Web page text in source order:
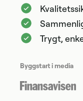
Trygt,
Byggstart i media